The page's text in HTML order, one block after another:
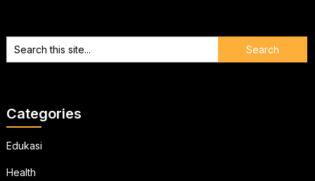
Categories
Edukasi
Health